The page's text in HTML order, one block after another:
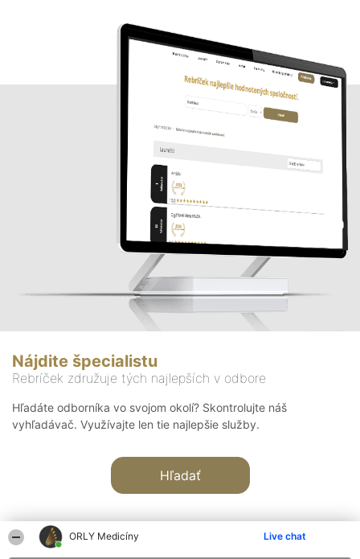
ORLY Medicíny Live chat
Nájdite špecialistu
Rebríček združuje tých najlepších v odbore
Hľadáte odborníka vo svojom okolí? Skontrolujte náš
vyhľadávač. Využívajte len tie najlepšie služby.
Hľadať